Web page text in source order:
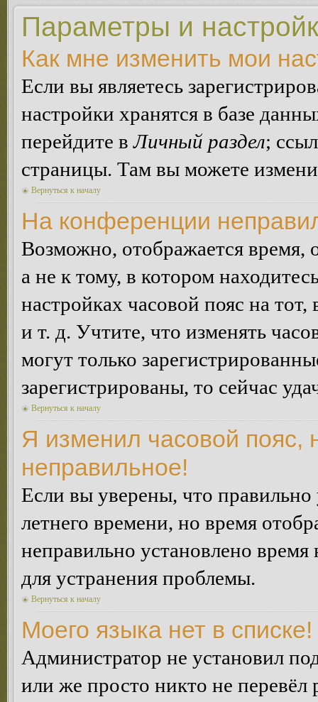
Параметры и
Как мне изменить мои
Если вы являетесь
настройки хранятся в базе
перейдите вЛичный раздел;
страницы. Там вы можете
Вернуться к началу
На конференции
Возможно, отображается время,
а не к тому, в котором
настройках часовой пояс на
и т. д. Учтите, что изменять
могут только
зарегистрированы, то сейчас
Вернуться к началу
Я изменил часовой пояс,
неправильное!
Если вы уверены, что правильно
летнего времени, но время
неправильно установлено
для устранения проблемы.
Вернуться к началу
Моего языка нет в списке!
Администратор не установил
или же просто никто не